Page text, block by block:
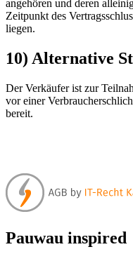
angehören und deren
Zeitpunkt des
liegen.
10) Alternative
Der Verkäufer ist zur
vor einer
bereit.
Pauwau inspired